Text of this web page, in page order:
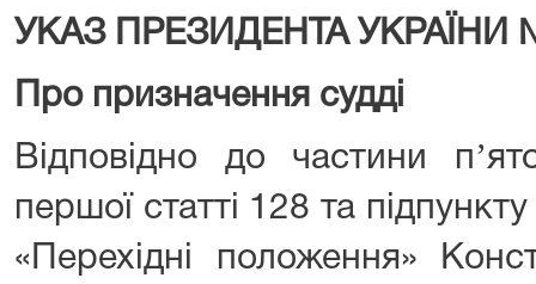
УКАЗ ПРЕЗИДЕНТА УКРАЇНИ
Про призначення судді
Відповідно до частини
першої статті 128 та
«Перехідні положення»